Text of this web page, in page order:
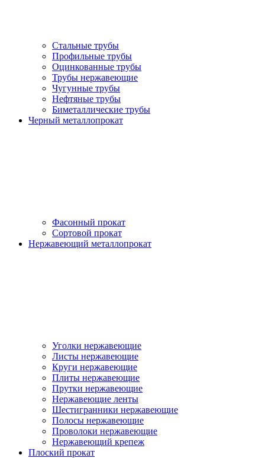
Стальные трубы
Профильные трубы
Оцинкованные трубы
Трубы нержавеющие
Чугунные трубы
Нефтяные трубы
Биметаллические трубы
Черный металлопрокат
Фасонный прокат
Сортовой прокат
Нержавеющий металлопрокат
Уголки нержавеющие
Листы нержавеющие
Круги нержавеющие
Плиты нержавеющие
Прутки нержавеющие
Нержавеющие ленты
Шестигранники нержавеющие
Полосы нержавеющие
Проволоки нержавеющие
Нержавеющий крепеж
Плоский прокат